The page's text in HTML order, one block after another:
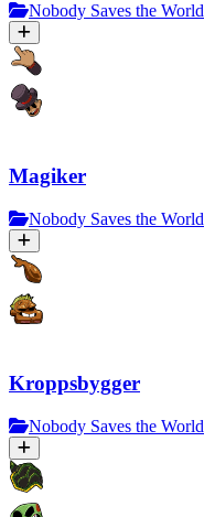
Nobody Saves the World
Magiker
Nobody Saves the World
Kroppsbygger
Nobody Saves the World